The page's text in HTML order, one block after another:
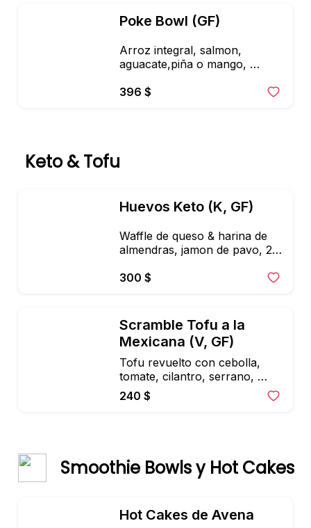
Aderezo de soya-citricos
Poke Bowl (GF)
Arroz integral, salmon,
aguacate,piña o mango,
ajonjoli, microgreens. Aderezo
396 $
Keto & Tofu
Huevos Keto (K, GF)
Waffle de queso & harina de
almendras, jamon de pavo, 2
& salsa verde + ensalada mixta
300 $
Scramble Tofu a la
Mexicana (V, GF)
Tofu revuelto con cebolla,
tomate, cilantro, serrano,
frijoles, queso de almendras &
tortilla de maiz, aguacate y
240 $
Smoothie Bowls y Hot Cakes
Hot Cakes de Avena